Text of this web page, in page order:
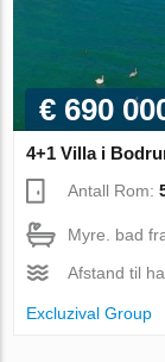
€ 690
4+1 Villa i
Antall Rom:
Myre. bad
Afstand til
Excluzival Group